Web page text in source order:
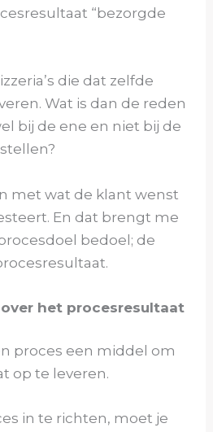
“bezorgde
die dat zelfde
Wat is dan de reden
bij de ene en niet bij de
met wat de klant wenst
En dat brengt me
bedoel; de
het procesresultaat
proces een middel om
op te leveren.
in te richten, moet je